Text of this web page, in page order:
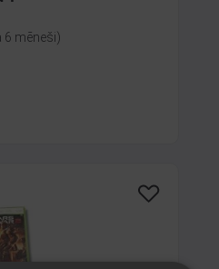
6 mēneši)